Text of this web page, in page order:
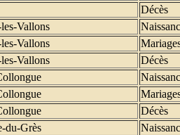
Décès
Vallons
Vallons
Vallons
Décès
Décès
du-Grès